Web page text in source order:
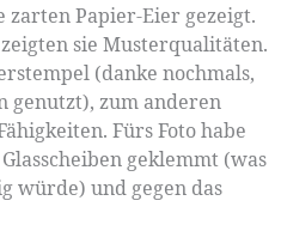
zarten Papier-Eier gezeigt.
sie Musterqualitäten.
(danke nochmals,
genutzt), zum anderen
Fürs Foto habe
geklemmt (was
würde) und gegen das